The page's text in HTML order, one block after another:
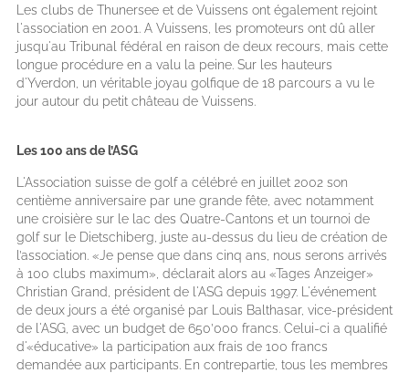
Les clubs de Thunersee et de Vuissens ont également rejoint
l'association en 2001. A Vuissens, les promoteurs ont dû aller
jusqu'au Tribunal fédéral en raison de deux recours, mais cette
longue procédure en a valu la peine. Sur les hauteurs
d'Yverdon, un véritable joyau golfique de 18 parcours a vu le
jour autour du petit château de Vuissens.
Les 100 ans de l’ASG
L'Association suisse de golf a célébré en juillet 2002 son
centième anniversaire par une grande fête, avec notamment
une croisière sur le lac des Quatre-Cantons et un tournoi de
golf sur le Dietschiberg, juste au-dessus du lieu de création de
l’association. «Je pense que dans cinq ans, nous serons arrivés
à 100 clubs maximum», déclarait alors au «Tages Anzeiger»
Christian Grand, président de l'ASG depuis 1997. L'événement
de deux jours a été organisé par Louis Balthasar, vice-président
de l'ASG, avec un budget de 650’000 francs. Celui-ci a qualifié
d'«éducative» la participation aux frais de 100 francs
demandée aux participants. En contrepartie, tous les membres